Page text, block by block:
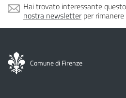
Hai trovato interessante
nostra newsletterper rimanere
Comune di Firenze